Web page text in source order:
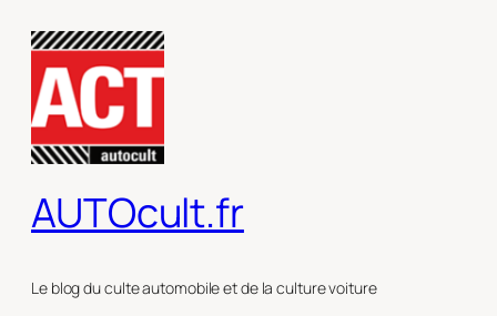
contenu
AUTOcult.fr
Le blog du culte automobile et de la culture voiture